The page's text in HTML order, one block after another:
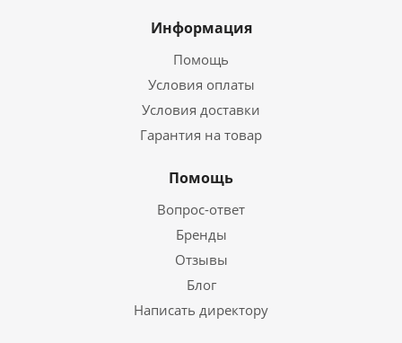
Информация
Помощь
Условия оплаты
Условия доставки
Гарантия на товар
Помощь
Вопрос-ответ
Бренды
Отзывы
Блог
Написать директору